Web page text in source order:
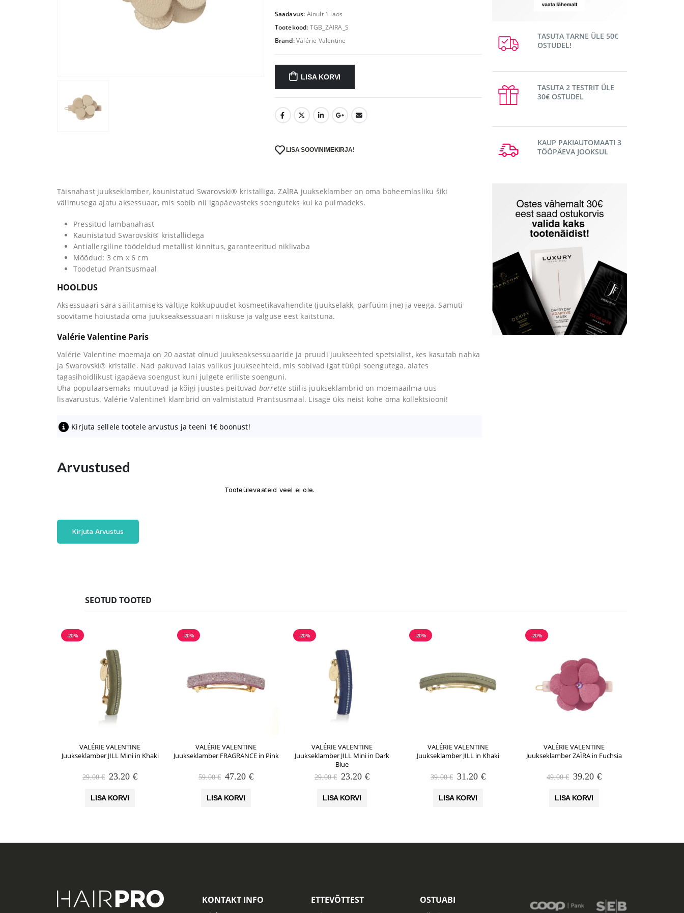
Saadavus: Ainult 1 laos
Tootekood: TGB_ZAIRA_S
Bränd:Valérie Valentine
LISA KORVI
LISA SOOVINIMEKIRJA!
Täisnahast juukseklamber, kaunistatud Swarovski® kristalliga.ZAÏRA juukseklamber on oma boheemlasliku šiki
välimusega ajatu aksessuaar, mis sobib nii igapäevasteks soenguteks kui ka pulmadeks.
Pressitud lambanahast
Kaunistatud Swarovski® kristallidega
Antiallergiline töödeldud metallist kinnitus, garanteeritud niklivaba
Mõõdud: 3 cm x 6 cm
Toodetud Prantsusmaal
HOOLDUS
Aksessuaari sära säilitamiseks vältige kokkupuudet kosmeetikavahendite (juukselakk, parfüüm jne) ja veega. Samuti
soovitame hoiustada oma juukseaksessuaari niiskuse ja valguse eest kaitstuna.
Valérie Valentine Paris
Valérie Valentine moemaja on 20 aastat olnud juukseaksessuaaride ja pruudi juukseehted spetsialist, kes kasutab nahka
ja Swarovski® kristalle. Nad pakuvad laias valikus juukseehteid, mis sobivad igat tüüpi soengutega, alates
tagasihoidlikust igapäeva soengust kuni julgete eriliste soenguni.
Üha populaarsemaks muutuvad ja kõigi juustes peituvad barrette stiilis juukseklambrid on moemaailma uus
lisavarustus. Valérie Valentine’i klambrid on valmistatud Prantsusmaal. Lisage üks neist kohe oma kollektsiooni!
Kirjuta sellele tootele arvustus ja teeni 1€ boonust!
Arvustused
Tooteülevaateid veel ei ole.
Kirjuta Arvustus
TASUTA TARNE ÜLE 50€
OSTUDEL!
TASUTA 2 TESTRIT ÜLE
30€ OSTUDEL
KAUP PAKIAUTOMAATI 3
TÖÖPÄEVA JOOKSUL
SEOTUD TOOTED
-20%
VALÉRIE VALENTINE
Juukseklamber JILL Mini in Khaki
29.00€ Algne
oli:
29.00 €.
23.20 €Praegune
LISA KORVI
-20%
VALÉRIE VALENTINE
Juukseklamber FRAGRANCE in Pink
59.00€ Algne
oli:
59.00 €.
47.20 €Praegune
LISA KORVI
-20%
VALÉRIE VALENTINE
Juukseklamber JILL Mini in Dark
Blue
29.00€ Algne
oli:
29.00 €.
23.20 €Praegune
LISA KORVI
-20%
VALÉRIE VALENTINE
Juukseklamber JILL in Khaki
39.00€ Algne
oli:
39.00 €.
31.20 €Praegune
LISA KORVI
-20%
VALÉRIE VALENTINE
Juukseklamber ZAÏRA in Fuchsia
49.00€ Algne
oli:
49.00 €.
39.20 €Praegune
LISA KORVI
KONTAKT INFO ETTEVÕTTEST OSTUABI